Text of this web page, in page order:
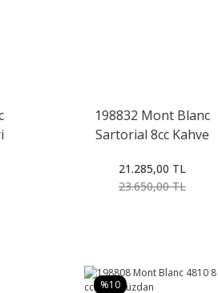
198832 Mont Blanc
Sartorial 8cc Kahve
21.285,00 TL
23.650,00 TL
%10